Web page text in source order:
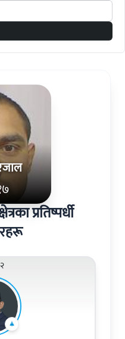
प्रतिष्पर्धी